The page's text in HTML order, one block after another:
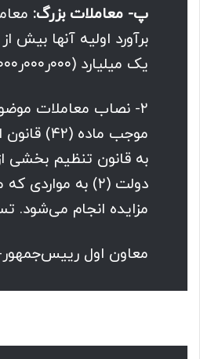
پ- معاملات بزرگ:
برآورد اولیه آنها بیش
یک میلیارد (۰۰۰ر۰۰۰ر۰۰۰ر۲۱) ریال باشد.
موجب ماده
به قانون تنظیم بخشی
دولت (۲) به
مزایده انجام می‌شود.
معاون اول